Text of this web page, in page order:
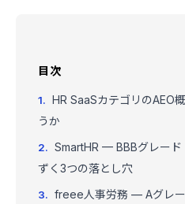
目次
HR SaaSカテゴリのAEO
うか
SmartHR — BBBグレード
ずく3つの落とし穴
freee人事労務 — Aグレ